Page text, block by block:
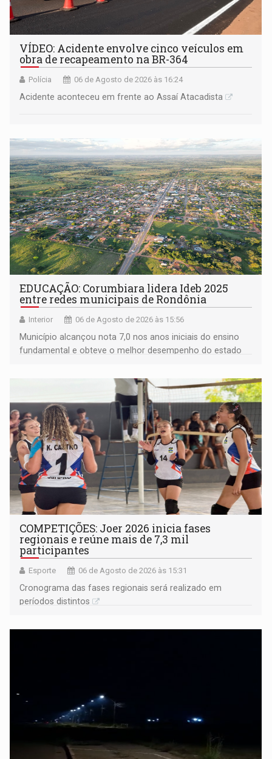
VÍDEO: Acidente envolve cinco veículos em
obra de recapeamento na BR-364
Polícia 06 de Agosto de 2026 às 16:24
Acidente aconteceu em frente ao Assaí Atacadista
EDUCAÇÃO: Corumbiara lidera Ideb 2025
entre redes municipais de Rondônia
Interior 06 de Agosto de 2026 às 15:56
Município alcançou nota 7,0 nos anos iniciais do ensino
fundamental e obteve o melhor desempenho do estado
COMPETIÇÕES: Joer 2026 inicia fases
regionais e reúne mais de 7,3 mil
participantes
Esporte 06 de Agosto de 2026 às 15:31
Cronograma das fases regionais será realizado em
períodos distintos